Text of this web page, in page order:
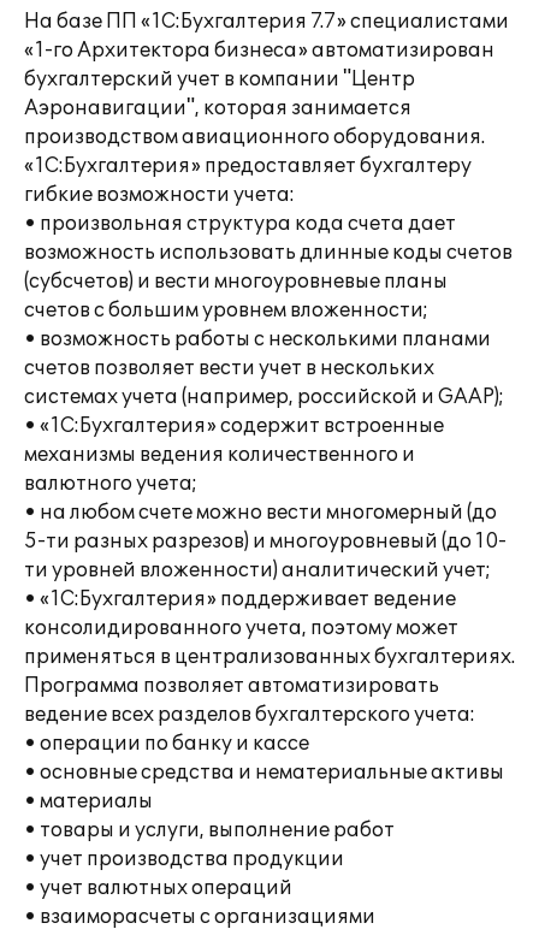
На базе ПП «1С:Бухгалтерия 7.7» специалистами
«1-го Архитектора бизнеса» автоматизирован
бухгалтерский учет в компании "Центр
Аэронавигации", которая занимается
производством авиационного оборудования.
«1С:Бухгалтерия» предоставляет бухгалтеру
гибкие возможности учета:
• произвольная структура кода счета дает
возможность использовать длинные коды счетов
(субсчетов) и вести многоуровневые планы
счетов с большим уровнем вложенности;
• возможность работы с несколькими планами
счетов позволяет вести учет в нескольких
системах учета (например, российской и GAAP);
• «1С:Бухгалтерия» содержит встроенные
механизмы ведения количественного и
валютного учета;
• на любом счете можно вести многомерный (до
5-ти разных разрезов) и многоуровневый (до 10-
ти уровней вложенности) аналитический учет;
• «1С:Бухгалтерия» поддерживает ведение
консолидированного учета, поэтому может
применяться в централизованных бухгалтериях.
Программа позволяет автоматизировать
ведение всех разделов бухгалтерского учета:
• операции по банку и кассе
• основные средства и нематериальные активы
• материалы
• товары и услуги, выполнение работ
• учет производства продукции
• учет валютных операций
• взаиморасчеты с организациями